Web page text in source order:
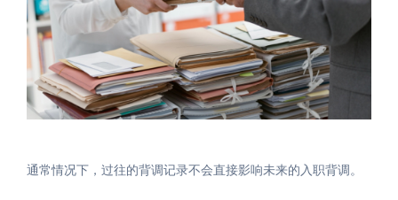
通常情况下，过往的背调记录不会直接影响未来的入职背调。